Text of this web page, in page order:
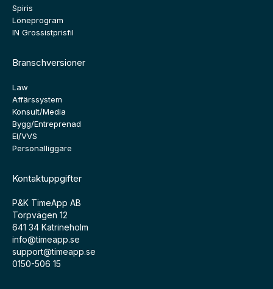
Spiris
Löneprogram
IN Grossistprisfil
Branschversioner
Law
Affärssystem
Konsult/Media
Bygg/Entreprenad
El/VVS
Personalliggare
Kontaktuppgifter
P&K TimeApp AB
Torpvägen 12
641 34 Katrineholm
info@timeapp.se
support@timeapp.se
0150-506 15